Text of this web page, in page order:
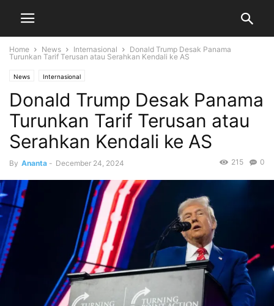
Home News Internasional
Donald Trump Desak Panama
Turunkan Tarif Terusan atau Serahkan Kendali ke AS
News Internasional
Donald Trump Desak Panama
Turunkan Tarif Terusan atau
Serahkan Kendali ke AS
By Ananta - December 24, 2024 0
215